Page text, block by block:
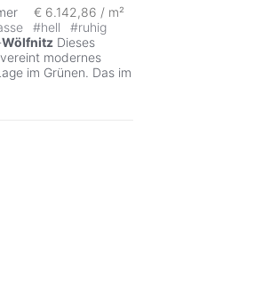
€ 6.142,86 / m²
#hell #ruhig
Wölfnitz Dieses
vereint modernes
im Grünen. Das im